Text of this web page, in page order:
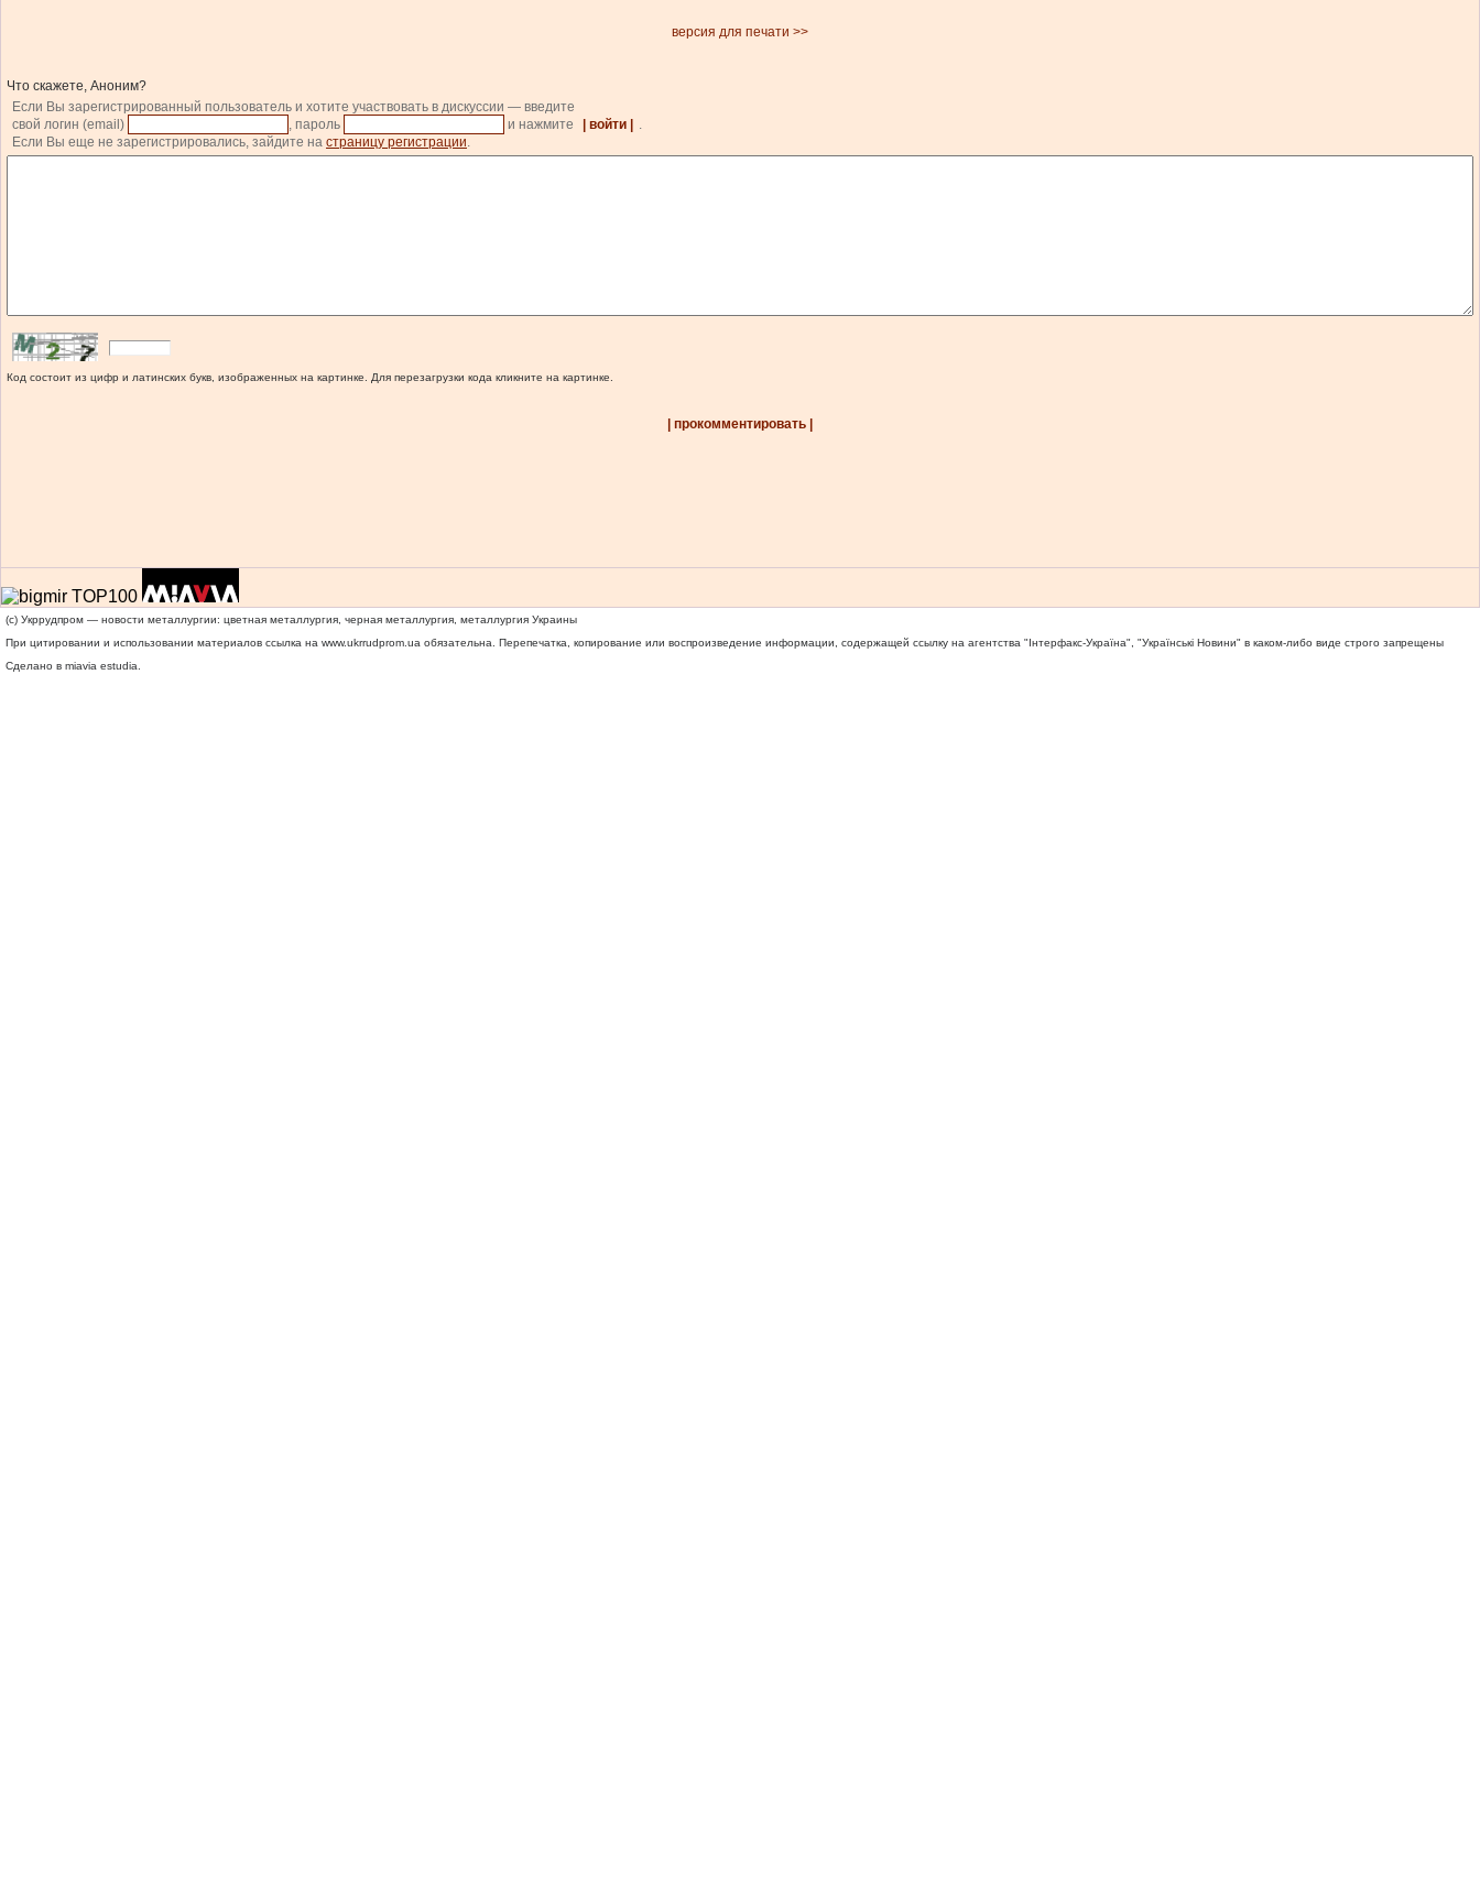
версия для печати >>
Что скажете, Аноним?
Если Вы зарегистрированный пользователь и хотите участвовать в дискуссии — введите
свой логин (email)
, пароль и нажмите | войти |
.
Если Вы еще не зарегистрировались, зайдите на страницу регистрации.
Код состоит из цифр и латинских букв, изображенных на картинке. Для перезагрузки кода кликните на картинке.
| прокомментировать |
(c) Укррудпром — новости металлургии: цветная металлургия, черная металлургия, металлургия Украины
При цитировании и использовании материалов ссылка на www.ukrrudprom.ua обязательна. Перепечатка, копирование или воспроизведение информации, содержащей ссылку на агентства "Iнтерфакс-Україна", "Українськi Новини" в каком-либо виде строго запрещены
Сделано в miavia estudia.